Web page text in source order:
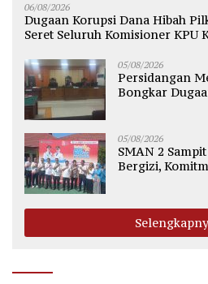
06/08/2026
Dugaan Korupsi Dana Hibah
Seret Seluruh Komisioner KPU
05/08/2026
Persidangan
Bongkar
05/08/2026
SMAN 2
Bergizi,